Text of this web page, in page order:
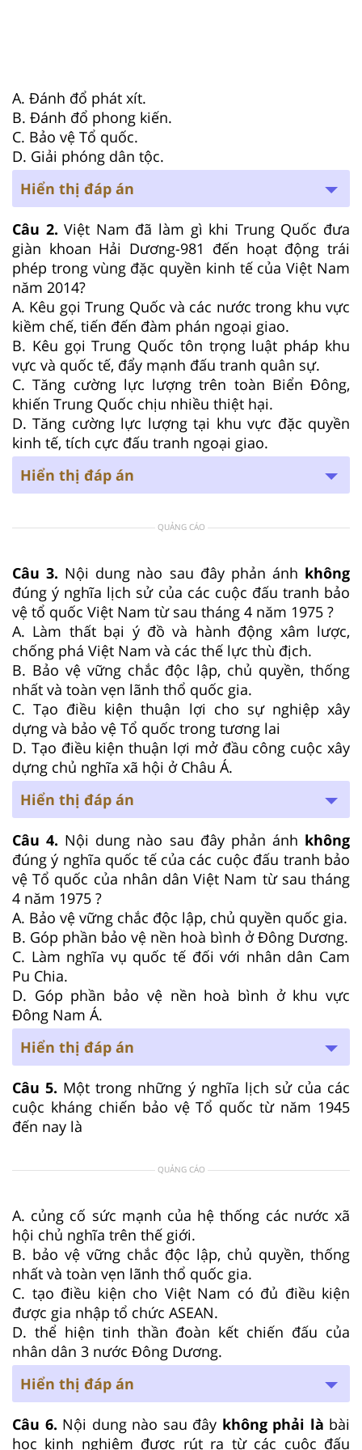
A. Đánh đổ phát xít.
B. Đánh đổ phong kiến.
C. Bảo vệ Tổ quốc.
D. Giải phóng dân tộc.
Hiển thị đáp án
Câu 2. Việt Nam đã làm gì khi Trung Quốc đưa
giàn khoan Hải Dương-981 đến hoạt động trái
phép trong vùng đặc quyền kinh tế của Việt Nam
năm 2014?
A. Kêu gọi Trung Quốc và các nước trong khu vực
kiềm chế, tiến đến đàm phán ngoại giao.
B. Kêu gọi Trung Quốc tôn trọng luật pháp khu
vực và quốc tế, đẩy mạnh đấu tranh quân sự.
C. Tăng cường lực lượng trên toàn Biển Đông,
khiến Trung Quốc chịu nhiều thiệt hại.
D. Tăng cường lực lượng tại khu vực đặc quyền
kinh tế, tích cực đấu tranh ngoại giao.
Hiển thị đáp án
QUẢNG CÁO
Câu 3. Nội dung nào sau đây phản ánh không
đúng ý nghĩa lịch sử của các cuộc đấu tranh bảo
vệ tổ quốc Việt Nam từ sau tháng 4 năm 1975 ?
A. Làm thất bại ý đồ và hành động xâm lược,
chống phá Việt Nam và các thế lực thù địch.
B. Bảo vệ vững chắc độc lập, chủ quyền, thống
nhất và toàn vẹn lãnh thổ quốc gia.
C. Tạo điều kiện thuận lợi cho sự nghiệp xây
dựng và bảo vệ Tổ quốc trong tương lai
D. Tạo điều kiện thuận lợi mở đầu công cuộc xây
dựng chủ nghĩa xã hội ở Châu Á.
Hiển thị đáp án
Câu 4. Nội dung nào sau đây phản ánh không
đúng ý nghĩa quốc tế của các cuộc đấu tranh bảo
vệ Tổ quốc của nhân dân Việt Nam từ sau tháng
4 năm 1975 ?
A. Bảo vệ vững chắc độc lập, chủ quyền quốc gia.
B. Góp phần bảo vệ nền hoà bình ở Đông Dương.
C. Làm nghĩa vụ quốc tế đối với nhân dân Cam
Pu Chia.
D. Góp phần bảo vệ nền hoà bình ở khu vực
Đông Nam Á.
Hiển thị đáp án
Câu 5. Một trong những ý nghĩa lịch sử của các
cuộc kháng chiến bảo vệ Tổ quốc từ năm 1945
đến nay là
QUẢNG CÁO
A. củng cố sức mạnh của hệ thống các nước xã
hội chủ nghĩa trên thế giới.
B. bảo vệ vững chắc độc lập, chủ quyền, thống
nhất và toàn vẹn lãnh thổ quốc gia.
C. tạo điều kiện cho Việt Nam có đủ điều kiện
được gia nhập tổ chức ASEAN.
D. thể hiện tinh thần đoàn kết chiến đấu của
nhân dân 3 nước Đông Dương.
Hiển thị đáp án
Câu 6. Nội dung nào sau đây không phải là bài
học kinh nghiệm được rút ra từ các cuộc đấu